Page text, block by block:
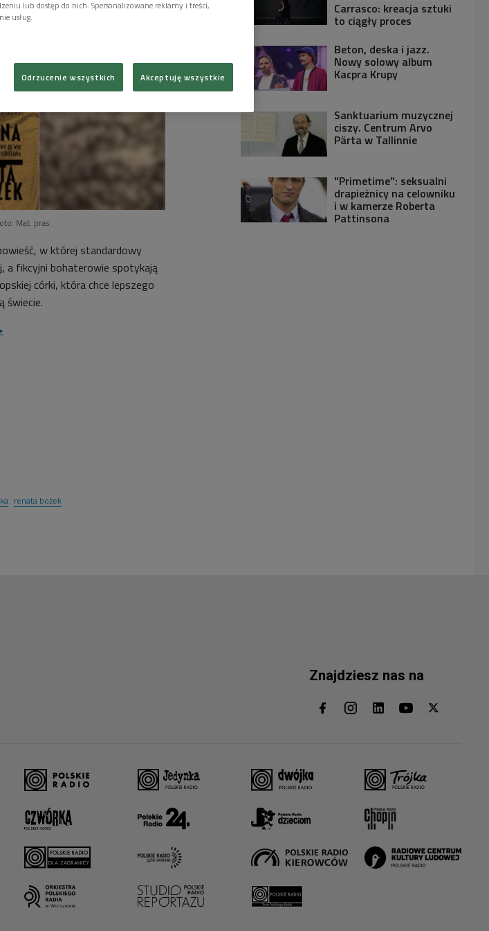
Mat. pras.
w której standardowy
a fikcyjni bohaterowie spotykają
córki, która chce lepszego
świecie.
renata bożek
Carrasco: kreacja sztuki
to ciągły proces
Beton, deska i jazz.
Nowy solowy album
Kacpra Krupy
Sanktuarium muzycznej
ciszy. Centrum Arvo
Pärta w Tallinnie
"Primetime": seksualni
drapieżnicy na celowniku
i w kamerze Roberta
Pattinsona
Znajdziesz nas na
lub dostęp do nich. Spersonalizowane reklamy i treści,
usług.
Odrzucenie wszystkich Akceptuję wszystkie